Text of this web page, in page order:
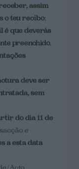
assim
o teu recibo;
é que deverás
preenchido,
deve ser
sem
do dia 11 de
e
a esta data